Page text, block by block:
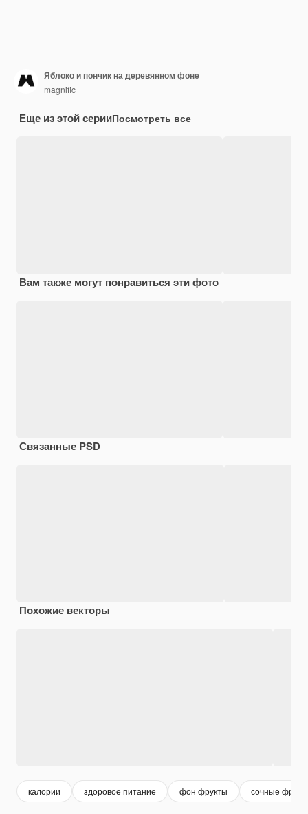
Яблоко и пончик на деревянном фоне
magnific
Еще из этой серииПосмотреть все
Вам также могут понравиться эти фото
Связанные PSD
Похожие векторы
калории здоровое питание фон фрукты сочные